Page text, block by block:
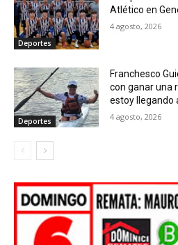
Deportes
Atlético en
4 agosto, 2026
Deportes
Franchesco
con ganar una
estoy llegando
4 agosto, 2026